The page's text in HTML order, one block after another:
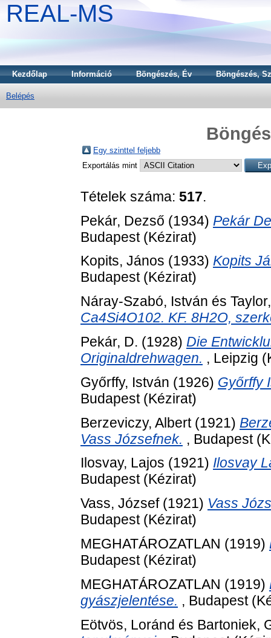
REAL-MS
Kezdőlap Információ Böngészés, Év Böngészés,
Belépés
Egy szinttel feljebb
Exportálás mint
Tételek száma: 517.
Pekár, Dezső (1934) Pekár
Budapest (Kézirat)
Kopits, János (1933) Kopits
Budapest (Kézirat)
Náray-Szabó, István és
Ca4Si4O102. KF. 8H2O,
Pekár, D. (1928) Die
Originaldrehwagen. , Leipzig
Győrffy, István (1926) Győrffy
Budapest (Kézirat)
Berzeviczy, Albert(1921)
Vass Józsefnek. , Budapest
Ilosvay, Lajos (1921) Ilosvay
Budapest (Kézirat)
Vass, József(1921) Vass
Budapest (Kézirat)
MEGHATÁROZATLAN (1919)
Budapest (Kézirat)
MEGHATÁROZATLAN (1919)
gyászjelentése. , Budapest
Eötvös, Loránd és Bartoniek,